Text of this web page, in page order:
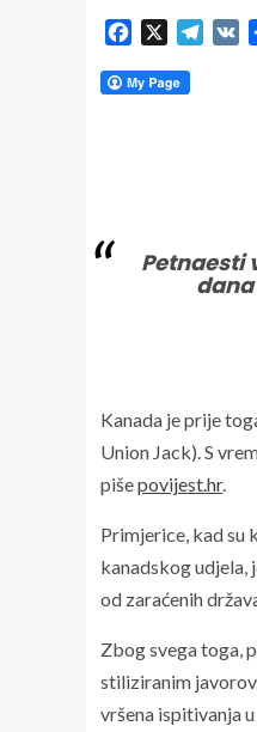
Facebook
Petnaesti
Kanada je prije
Union Jack). S
pišepovijest.hr.
Primjerice, kad su
kanadskog udjela,
od zaraćenih
Zbog svega toga,
stiliziranim
vršena ispitivanja